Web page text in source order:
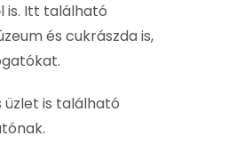
is. Itt található
és cukrászda is,
üzlet is található